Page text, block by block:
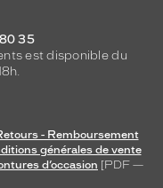
35
est disponible du
- Remboursement
générales de vente
d’occasion [PDF —